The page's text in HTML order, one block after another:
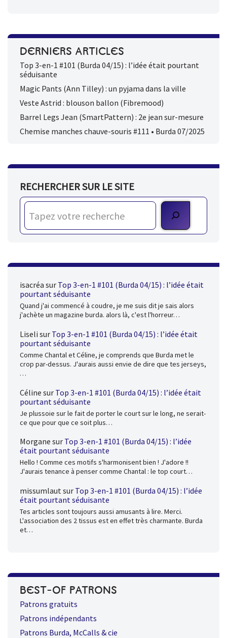
DERNIERS ARTICLES
Top 3-en-1 #101 (Burda 04/15) : l’idée était pourtant
séduisante
Magic Pants (Ann Tilley) : un pyjama dans la ville
Veste Astrid : blouson ballon (Fibremood)
Barrel Legs Jean (SmartPattern) : 2e jean sur-mesure
Chemise manches chauve-souris #111 • Burda 07/2025
RECHERCHER SUR LE SITE
isacréa sur Top 3-en-1 #101 (Burda 04/15) : l’idée était
pourtant séduisante
Quand j'ai commencé à coudre, je me suis dit je sais alors
j'achète un magazine burda. alors là, c'est l'horreur…
Liseli sur Top 3-en-1 #101 (Burda 04/15) : l’idée était
pourtant séduisante
Comme Chantal et Céline, je comprends que Burda met le
crop par-dessus. J'aurais aussi envie de dire que tes jerseys,
…
Céline sur Top 3-en-1 #101 (Burda 04/15) : l’idée était
pourtant séduisante
Je plussoie sur le fait de porter le court sur le long, ne serait-
ce que pour que ce soit plus…
Morgane sur Top 3-en-1 #101 (Burda 04/15) : l’idée
était pourtant séduisante
Hello ! Comme ces motifs s'harmonisent bien ! J'adore !!
J'aurais tenance à penser comme Chantal : le top court…
missumlaut sur Top 3-en-1 #101 (Burda 04/15) : l’idée
était pourtant séduisante
Tes articles sont toujours aussi amusants à lire. Merci.
L'association des 2 tissus est en effet très charmante. Burda
et…
BEST-OF PATRONS
Patrons gratuits
Patrons indépendants
Patrons Burda, McCalls & cie